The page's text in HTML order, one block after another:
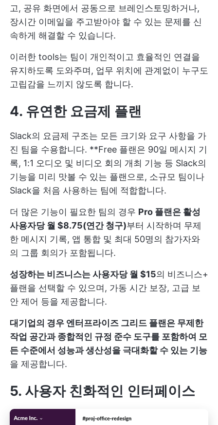
고, 공유 화면에서 공동으로 브레인스토밍하거나,
장시간 이메일을 주고받아야 할 수 있는 문제를 신
속하게 해결할 수 있습니다.
이러한 tools는 팀이 개인적이고 효율적인 연결을
유지하도록 도와주며, 업무 위치에 관계없이 누구도
고립감을 느끼지 않도록 합니다.
4. 유연한 요금제 플랜
Slack의 요금제 구조는 모든 크기와 요구 사항을 가
진 팀을 수용합니다. **Free 플랜은 90일 메시지 기
록, 1:1 오디오 및 비디오 회의 개최 기능 등 Slack의
기능을 미리 맛볼 수 있는 플랜으로, 소규모 팀이나
Slack을 처음 사용하는 팀에 적합합니다.
더 많은 기능이 필요한 팀의 경우 Pro 플랜은 활성
사용자당 월 $8.75(연간 청구)부터 시작하며 무제
한 메시지 기록, 앱 통합 및 최대 50명의 참가자와
의 그룹 회의가 포함됩니다.
성장하는 비즈니스는 사용자당 월 $15의 비즈니스+
플랜을 선택할 수 있으며, 가동 시간 보장, 고급 보
안 제어 등을 제공합니다.
대기업의 경우 엔터프라이즈 그리드 플랜은 무제한
작업 공간과 종합적인 규정 준수 도구를 포함하여 모
든 수준에서 성능과 생산성을 극대화할 수 있는 기능
을 제공합니다.
5. 사용자 친화적인 인터페이스